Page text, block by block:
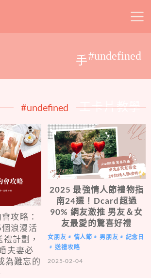
#undefined
手
工卡片教學
#undefined
攻略：
浪漫活
計劃，
夫妻必
為難忘的
2025 最強情人節禮物指
南24選！Dcard超過
90% 網友激推 男友＆女
友最愛的驚喜好禮
女朋友 # 情人節 # 男朋友 # 紀念日
# 送禮攻略
2025-02-04